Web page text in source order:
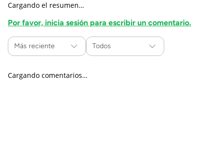
Cargando el resumen…
Por favor, inicia sesión para escribir un comentario.
Más reciente Todos
Cargando comentarios…